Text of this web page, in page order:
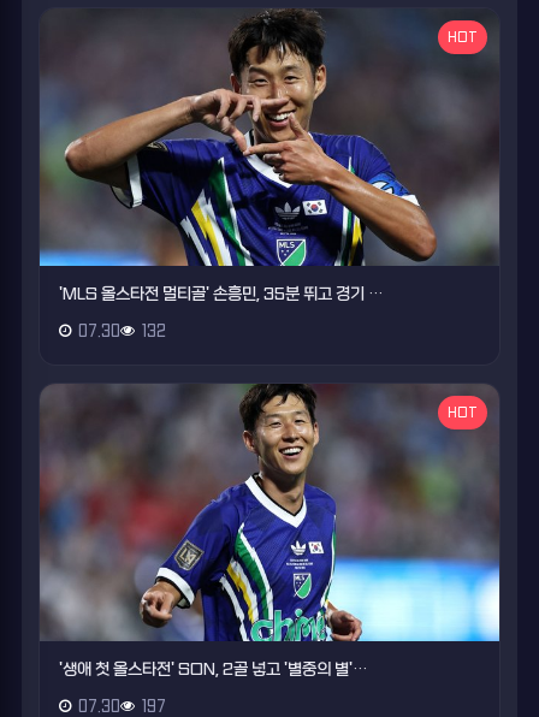
HOT
'MLS 올스타전 멀티골' 손흥민, 35분 뛰고 경기 …
07.30 132
HOT
'생애 첫 올스타전' SON, 2골 넣고 '별중의 별'…
07.30 197